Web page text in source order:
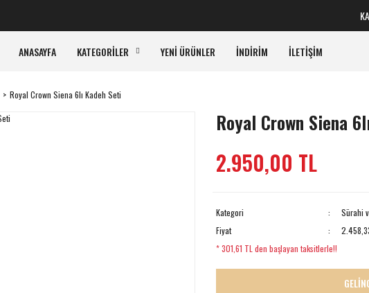
ANASAYFA KATEGORİLER YENİ ÜRÜNLER İNDİRİM İLETİŞİM
Royal Crown Siena 6lı Kadeh Seti
Royal Crown Siena
2.950,00 TL
Kategori
Sürahi
Fiyat
* 301,61 TL den başlayan taksitlerle!!